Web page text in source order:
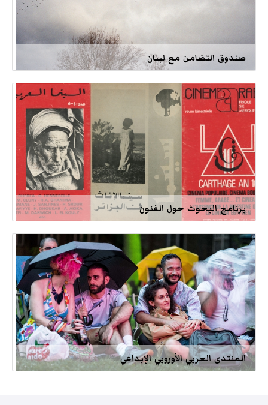
صندوق التضامن مع لبنان
برنامج البحوث حول الفنون
المنتدى العربي الأوروبي الإبداعي